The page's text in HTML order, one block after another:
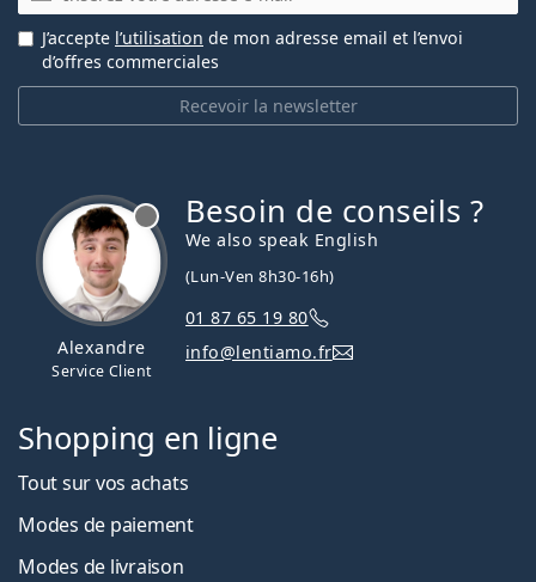
Recevoir la newsletter
J’accepte l’utilisation de mon adresse email et l’envoi
d’offres commerciales
Alexandre
Service Client
Besoin de conseils ?
We also speak English
(Lun-Ven 8h30-16h)
01 87 65 19 80
info@lentiamo.fr
Shopping en ligne
Tout sur vos achats
Modes de paiement
Modes de livraison